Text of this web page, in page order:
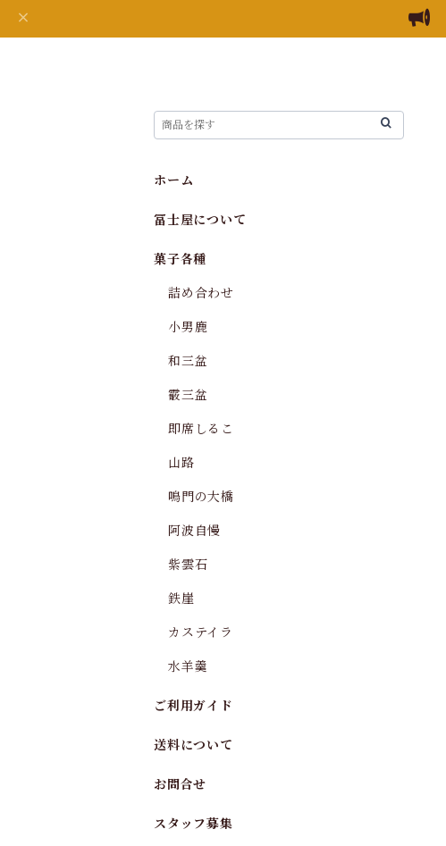
ホーム
冨士屋について
菓子各種
詰め合わせ
小男鹿
和三盆
霰三盆
即席しるこ
山路
鳴門の大橋
阿波自慢
紫雲石
鉄崖
カステイラ
水羊羹
ご利用ガイド
送料について
お問合せ
スタッフ募集